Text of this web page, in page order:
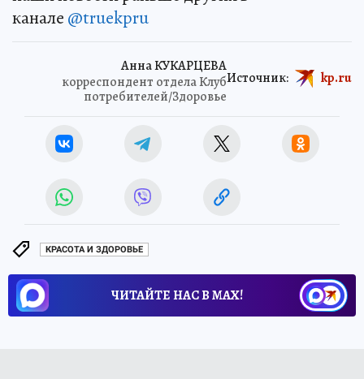
канале @truekpru
Анна КУКАРЦЕВА
корреспондент отдела Клуб
потребителей/Здоровье
Источник: kp.ru
КРАСОТА И ЗДОРОВЬЕ
ЧИТАЙТЕ НАС В МАХ!